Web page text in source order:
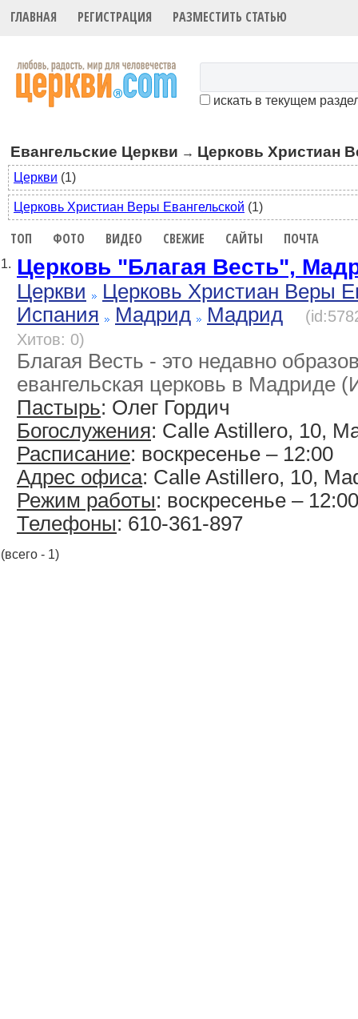
ГЛАВНАЯ РЕГИСТРАЦИЯ РАЗМЕСТИТЬ СТАТЬЮ
искать в текущем
Евангельские Церкви → Церковь Христиан
Церкви (1)
Церковь Христиан Веры Евангельской (1)
ТОП ФОТО ВИДЕО СВЕЖИЕ САЙТЫ ПОЧТА
1. Церковь "Благая Весть",
Церкви
Церковь Христиан Веры
Испания
Мадрид Мадрид
Хитов: 0)
Благая Весть - это недавно
евангельская церковь в Мадриде
Пастырь: Олег Гордич
Богослужения: Calle Astillero, 10,
Расписание: воскресенье – 12:00
Адрес офиса: Calle Astillero, 10,
Режим работы: воскресенье – 12:00
Телефоны: 610-361-897
(всего - 1)